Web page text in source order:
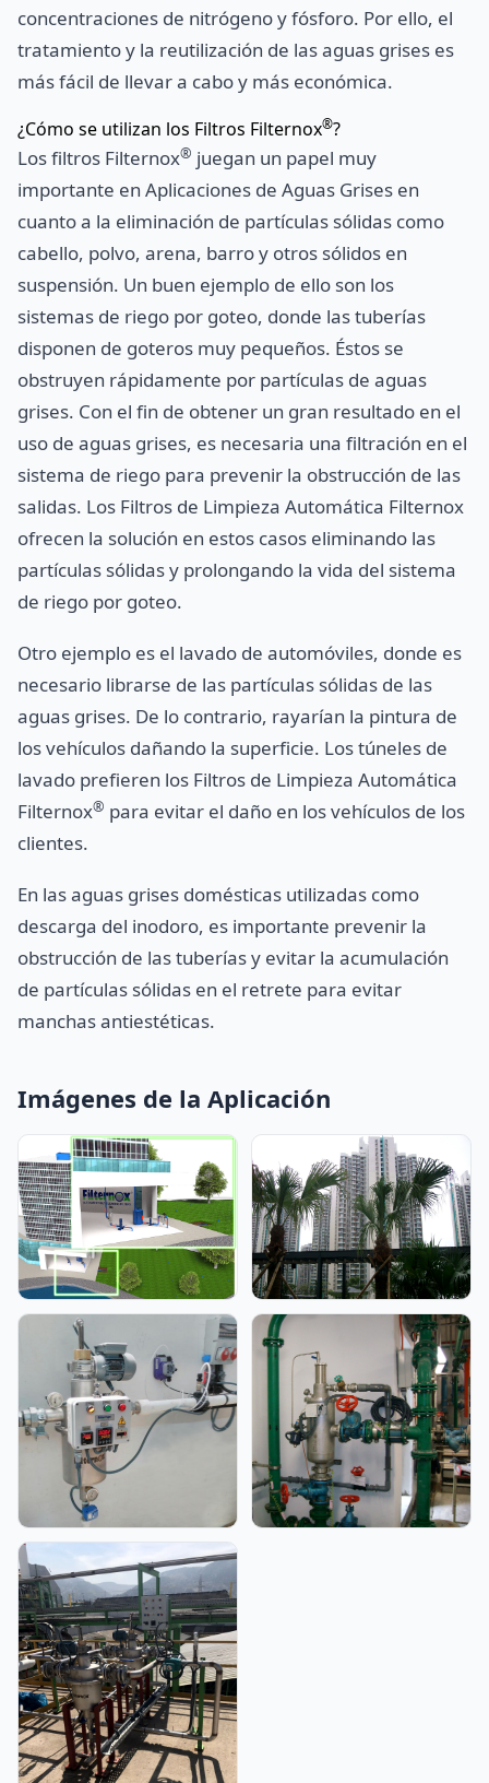
concentraciones de nitrógeno y fósforo. Por ello, el
tratamiento y la reutilización de las aguas grises es
más fácil de llevar a cabo y más económica.
¿Cómo se utilizan los Filtros Filternox®?
Los filtros Filternox® juegan un papel muy
importante en Aplicaciones de Aguas Grises en
cuanto a la eliminación de partículas sólidas como
cabello, polvo, arena, barro y otros sólidos en
suspensión. Un buen ejemplo de ello son los
sistemas de riego por goteo, donde las tuberías
disponen de goteros muy pequeños. Éstos se
obstruyen rápidamente por partículas de aguas
grises. Con el fin de obtener un gran resultado en el
uso de aguas grises, es necesaria una filtración en el
sistema de riego para prevenir la obstrucción de las
salidas. Los Filtros de Limpieza Automática Filternox
ofrecen la solución en estos casos eliminando las
partículas sólidas y prolongando la vida del sistema
de riego por goteo.
Otro ejemplo es el lavado de automóviles, donde es
necesario librarse de las partículas sólidas de las
aguas grises. De lo contrario, rayarían la pintura de
los vehículos dañando la superficie. Los túneles de
lavado prefieren los Filtros de Limpieza Automática
Filternox® para evitar el daño en los vehículos de los
clientes.
En las aguas grises domésticas utilizadas como
descarga del inodoro, es importante prevenir la
obstrucción de las tuberías y evitar la acumulación
de partículas sólidas en el retrete para evitar
manchas antiestéticas.
Imágenes de la Aplicación